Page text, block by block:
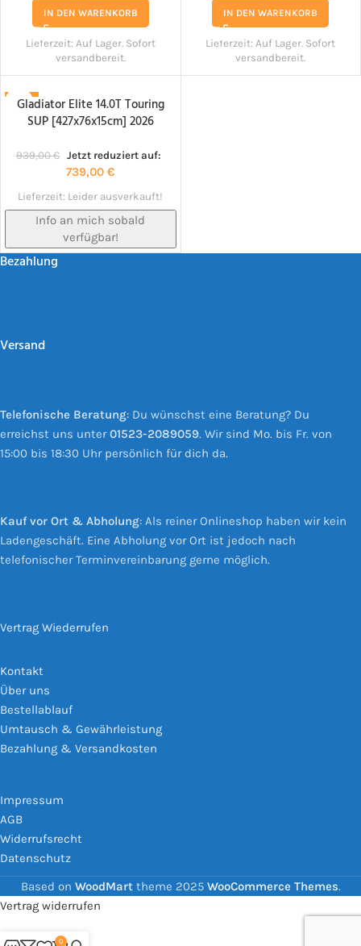
IN DEN WARENKORB
Lieferzeit: Auf Lager. Sofort
versandbereit.
IN DEN WARENKORB
Lieferzeit: Auf Lager. Sofort
versandbereit.
-21%
NACHBESTELLT!
Gladiator Elite 14.0T Touring
SUP [427x76x15cm] 2026
939,00€ Jetzt reduziert auf:
739,00€
Lieferzeit: Leider ausverkauft!
Info an mich sobald
verfügbar!
Bezahlung
Versand
Telefonische Beratung: Du wünschst eine Beratung? Du
erreichst uns unter01523-2089059. Wir sind Mo. bis Fr. von
15:00 bis 18:30 Uhr persönlich für dich da.
Kauf vor Ort & Abholung: Als reiner Onlineshop haben wir kein
Ladengeschäft. Eine Abholung vor Ort ist jedoch nach
telefonischer Terminvereinbarung gerne möglich.
Vertrag Wiederrufen
Kontakt
Über uns
Bestellablauf
Umtausch & Gewährleistung
Bezahlung & Versandkosten
Impressum
AGB
Widerrufsrecht
Datenschutz
Based on WoodMarttheme 2025 WooCommerce Themes.
Vertrag widerrufen
0